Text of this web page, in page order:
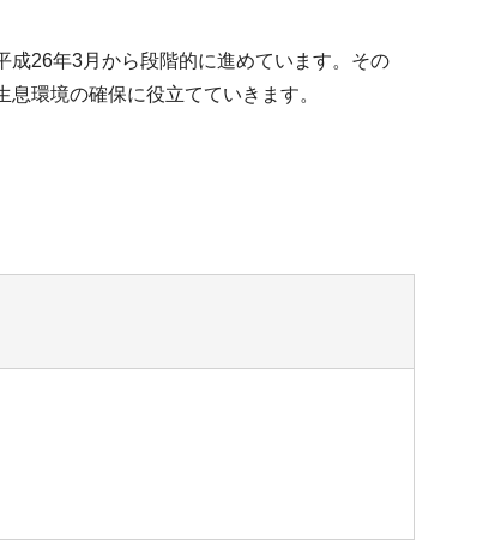
26年3月から段階的に進めています。その
環境の確保に役立てていきます。